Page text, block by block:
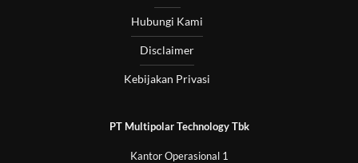
Hubungi Kami
Disclaimer
Kebijakan Privasi
PT Multipolar Technology Tbk
Kantor Operasional 1